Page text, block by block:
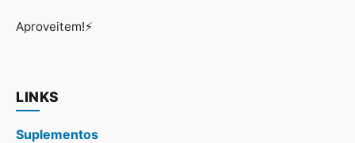
Aproveitem!⚡
LINKS
Suplementos